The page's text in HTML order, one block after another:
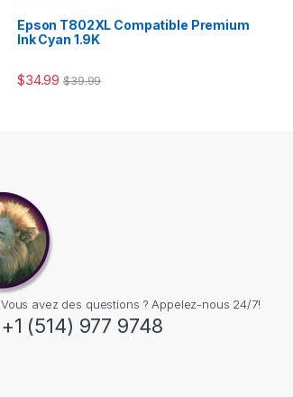
Epson T802XL Compatible Premium
Ink Cyan 1.9K
$34.99 $39.99
Vous avez des questions ? Appelez-nous 24/7!
+1 (514) 977 9748